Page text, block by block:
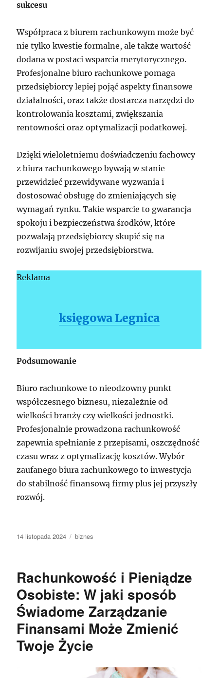
sukcesu
Współpraca z biurem rachunkowym może być
nie tylko kwestie formalne, ale także wartość
dodana w postaci wsparcia merytorycznego.
Profesjonalne biuro rachunkowe pomaga
przedsiębiorcy lepiej pojąć aspekty finansowe
działalności, oraz także dostarcza narzędzi do
kontrolowania kosztami, zwiększania
rentowności oraz optymalizacji podatkowej.
Dzięki wieloletniemu doświadczeniu fachowcy
z biura rachunkowego bywają w stanie
przewidzieć przewidywane wyzwania i
dostosować obsługę do zmieniających się
wymagań rynku. Takie wsparcie to gwarancja
spokoju i bezpieczeństwa środków, które
pozwalają przedsiębiorcy skupić się na
rozwijaniu swojej przedsiębiorstwa.
Reklama
księgowa Legnica
Podsumowanie
Biuro rachunkowe to nieodzowny punkt
współczesnego biznesu, niezależnie od
wielkości branży czy wielkości jednostki.
Profesjonalnie prowadzona rachunkowość
zapewnia spełnianie z przepisami, oszczędność
czasu wraz z optymalizację kosztów. Wybór
zaufanego biura rachunkowego to inwestycja
do stabilność finansową firmy plus jej przyszły
rozwój.
Data
14 listopada 2024 Kategorie
biznes
Rachunkowość i Pieniądze
Osobiste: W jaki sposób
Świadome Zarządzanie
Finansami Może Zmienić
Twoje Życie